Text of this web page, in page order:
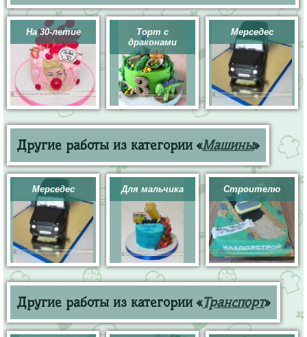
На 30-летие
Торт с
драконами
Мерседес
Другие работы из категории «Машины»
Мерседес Для мальчика Строителю
Другие работы из категории «Транспорт»